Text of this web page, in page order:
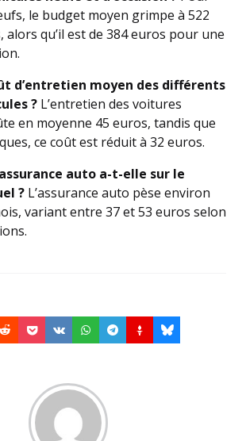
le budget moyen grimpe à 522
alors qu’il est de 384 euros pour une
d’entretien moyen des différents
? L’entretien des voitures
en moyenne 45 euros, tandis que
ce coût est réduit à 32 euros.
auto a-t-elle sur le
? L’assurance auto pèse environ
variant entre 37 et 53 euros selon